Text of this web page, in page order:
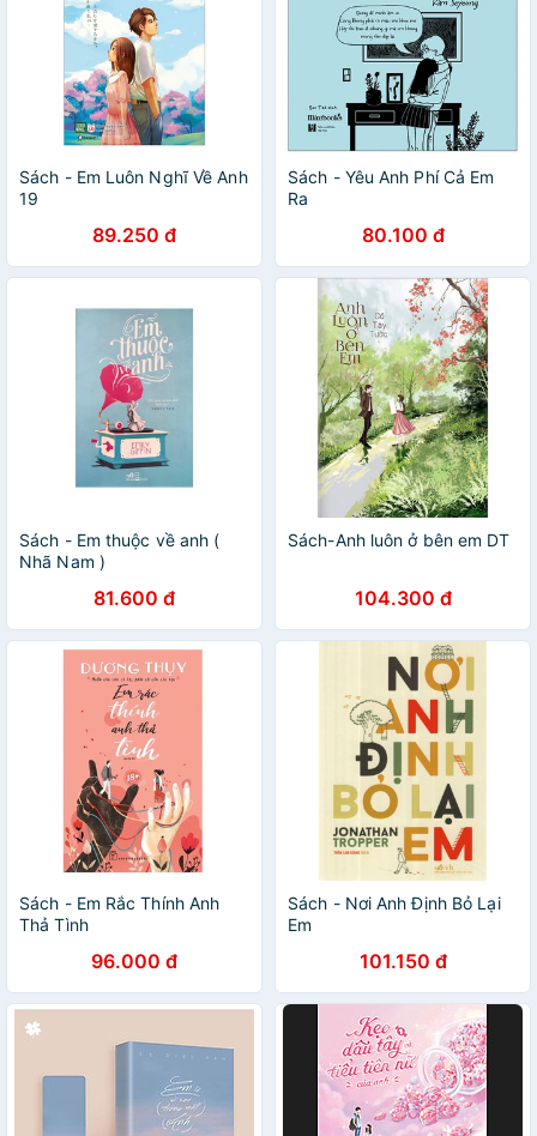
Sách - Em Luôn Nghĩ Về Anh
19
89.250 đ
Sách - Yêu Anh Phí Cả Em
Ra
80.100 đ
Sách - Em thuộc về anh (
Nhã Nam )
81.600 đ
Sách-Anh luôn ở bên em DT
104.300 đ
Sách - Em Rắc Thính Anh
Thả Tình
96.000 đ
Sách - Nơi Anh Định Bỏ Lại
Em
101.150 đ